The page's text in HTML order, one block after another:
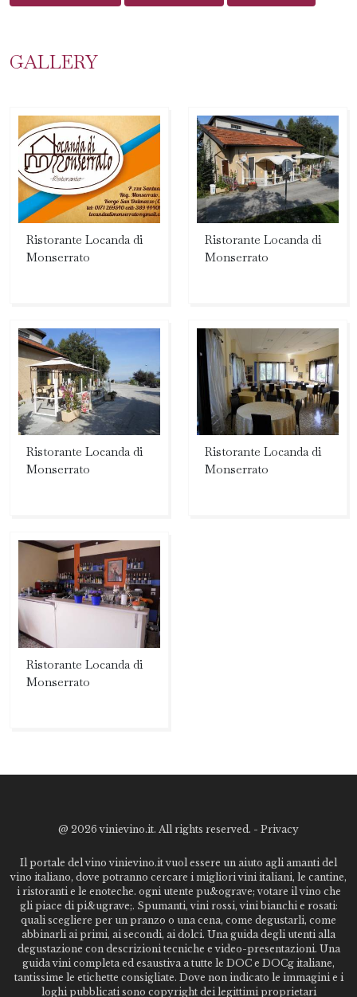
GALLERY
Ristorante Locanda di
Monserrato
Ristorante Locanda di
Monserrato
Ristorante Locanda di
Monserrato
Ristorante Locanda di
Monserrato
Ristorante Locanda di
Monserrato
@ 2026 vinievino.it. All rights reserved. - Privacy
Il portale del vino vinievino.it vuol essere un aiuto agli amanti del
vino italiano, dove potranno cercare i migliori vini italiani, le cantine,
i ristoranti e le enoteche. ogni utente pu&ograve; votare il vino che
gli piace di pi&ugrave;. Spumanti, vini rossi, vini bianchi e rosati:
quali scegliere per un pranzo o una cena, come degustarli, come
abbinarli ai primi, ai secondi, ai dolci. Una guida degli utenti alla
degustazione con descrizioni tecniche e video-presentazioni. Una
guida vini completa ed esaustiva a tutte le DOC e DOCg italiane,
tantissime le etichette consigliate. Dove non indicato le immagini e i
loghi pubblicati sono copyright dei legittimi proprietari